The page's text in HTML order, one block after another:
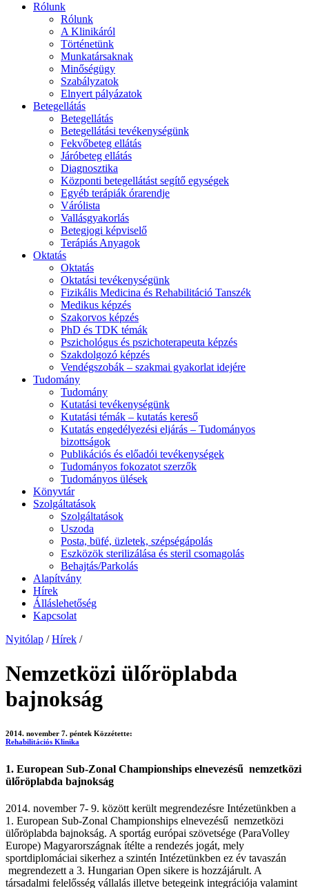
Rólunk
Rólunk
A Klinikáról
Történetünk
Munkatársaknak
Minőségügy
Szabályzatok
Elnyert pályázatok
Betegellátás
Betegellátás
Betegellátási tevékenységünk
Fekvőbeteg ellátás
Járóbeteg ellátás
Diagnosztika
Központi betegellátást segítő egységek
Egyéb terápiák órarendje
Várólista
Vallásgyakorlás
Betegjogi képviselő
Terápiás Anyagok
Oktatás
Oktatás
Oktatási tevékenységünk
Fizikális Medicina és Rehabilitáció Tanszék
Medikus képzés
Szakorvos képzés
PhD és TDK témák
Pszichológus és pszichoterapeuta képzés
Szakdolgozó képzés
Vendégszobák – szakmai gyakorlat idejére
Tudomány
Tudomány
Kutatási tevékenységünk
Kutatási témák – kutatás kereső
Kutatás engedélyezési eljárás – Tudományos
bizottságok
Publikációs és előadói tevékenységek
Tudományos fokozatot szerzők
Tudományos ülések
Könyvtár
Szolgáltatások
Szolgáltatások
Uszoda
Posta, büfé, üzletek, szépségápolás
Eszközök sterilizálása és steril csomagolás
Behajtás/Parkolás
Alapítvány
Hírek
Álláslehetőség
Kapcsolat
Nyitólap / Hírek /
Nemzetközi ülőröplabda
bajnokság
2014. november 7. péntek Közzétette:
Rehabilitációs Klinika
1. European Sub-Zonal Championships elnevezésű nemzetközi
ülőröplabda bajnokság
2014. november 7- 9. között került megrendezésre Intézetünkben a
1. European Sub-Zonal Championships elnevezésű nemzetközi
ülőröplabda bajnokság. A sportág európai szövetsége (ParaVolley
Europe) Magyarországnak ítélte a rendezés jogát, mely
sportdiplomáciai sikerhez a szintén Intézetünkben ez év tavaszán
megrendezett a 3. Hungarian Open sikere is hozzájárult. A
társadalmi felelősség vállalás illetve betegeink integrációja valamint